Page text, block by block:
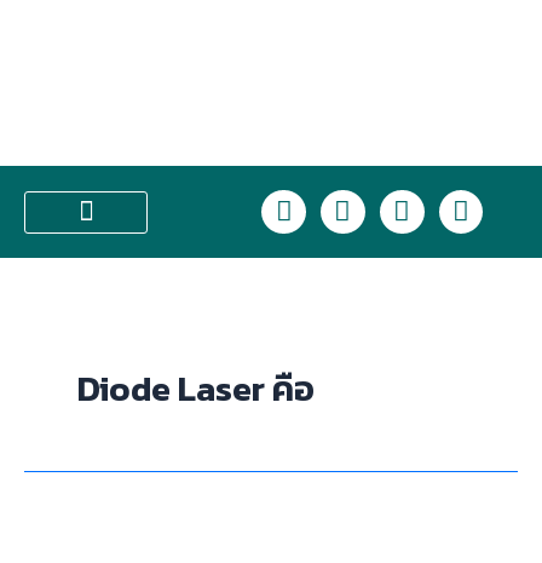
L
i
n
F
a
c
I
n
s
T
i
k
Diode Laser คือ